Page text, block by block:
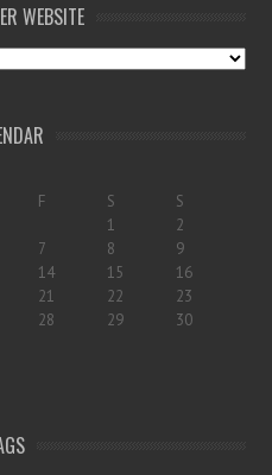
WEBSITE
F S S
1
2
7 8
9
14 15
16
21 22
23
28 29
30